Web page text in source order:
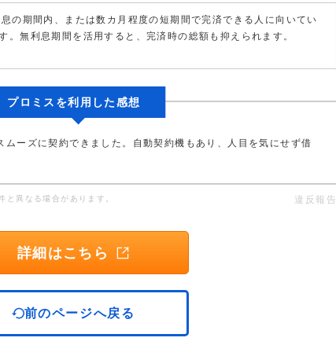
の期間内、または数カ月程度の短期間で完済できる人に向いてい
。無利息期間を活用すると、完済時の総額も抑えられます。
プロミスを利用した感想
ムーズに契約できました。自動契約機もあり、人目を気にせず借
異なる場合があります。 違反報告
詳細はこちら
前のページへ戻る